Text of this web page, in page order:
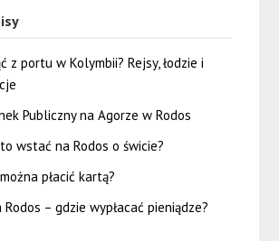
z portu w Kolymbii? Rejsy, łodzie i
Publiczny na Agorze w Rodos
wstać na Rodos o świcie?
płacić kartą?
– gdzie wypłacać pieniądze?